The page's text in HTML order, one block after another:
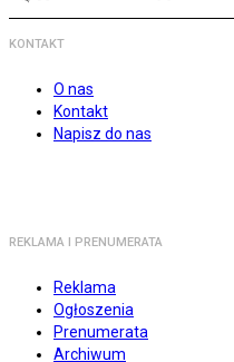
KONTAKT
O nas
Kontakt
Napisz do nas
REKLAMA I PRENUMERATA
Reklama
Ogłoszenia
Prenumerata
Archiwum